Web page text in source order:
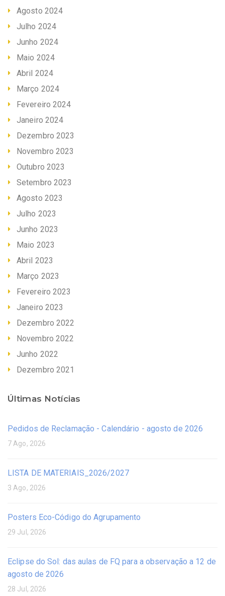
Agosto 2024
Julho 2024
Junho 2024
Maio 2024
Abril 2024
Março 2024
Fevereiro 2024
Janeiro 2024
Dezembro 2023
Novembro 2023
Outubro 2023
Setembro 2023
Agosto 2023
Julho 2023
Junho 2023
Maio 2023
Abril 2023
Março 2023
Fevereiro 2023
Janeiro 2023
Dezembro 2022
Novembro 2022
Junho 2022
Dezembro 2021
Últimas Notícias
Pedidos de Reclamação - Calendário - agosto de 2026
7 Ago, 2026
LISTA DE MATERIAIS_2026/2027
3 Ago, 2026
Posters Eco-Código do Agrupamento
29 Jul, 2026
Eclipse do Sol: das aulas de FQ para a observação a 12 de
agosto de 2026
28 Jul, 2026